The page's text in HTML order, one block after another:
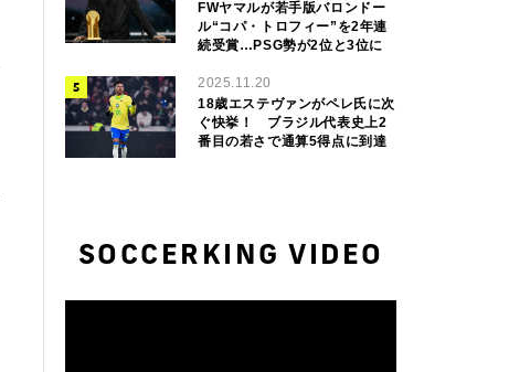
FWヤマルが若手版バロンドー
ル“コパ・トロフィー”を2年連
続受賞…PSG勢が2位と3位に
2025.11.20
18歳エステヴァンがペレ氏に次
ぐ快挙！ ブラジル代表史上2
番目の若さで通算5得点に到達
SOCCERKING VIDEO